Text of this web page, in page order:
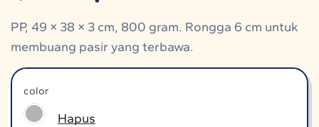
PP, 49 × 38 × 3 cm, 800 gram. Rongga 6 cm untuk
membuang pasir yang terbawa.
color
Hapus